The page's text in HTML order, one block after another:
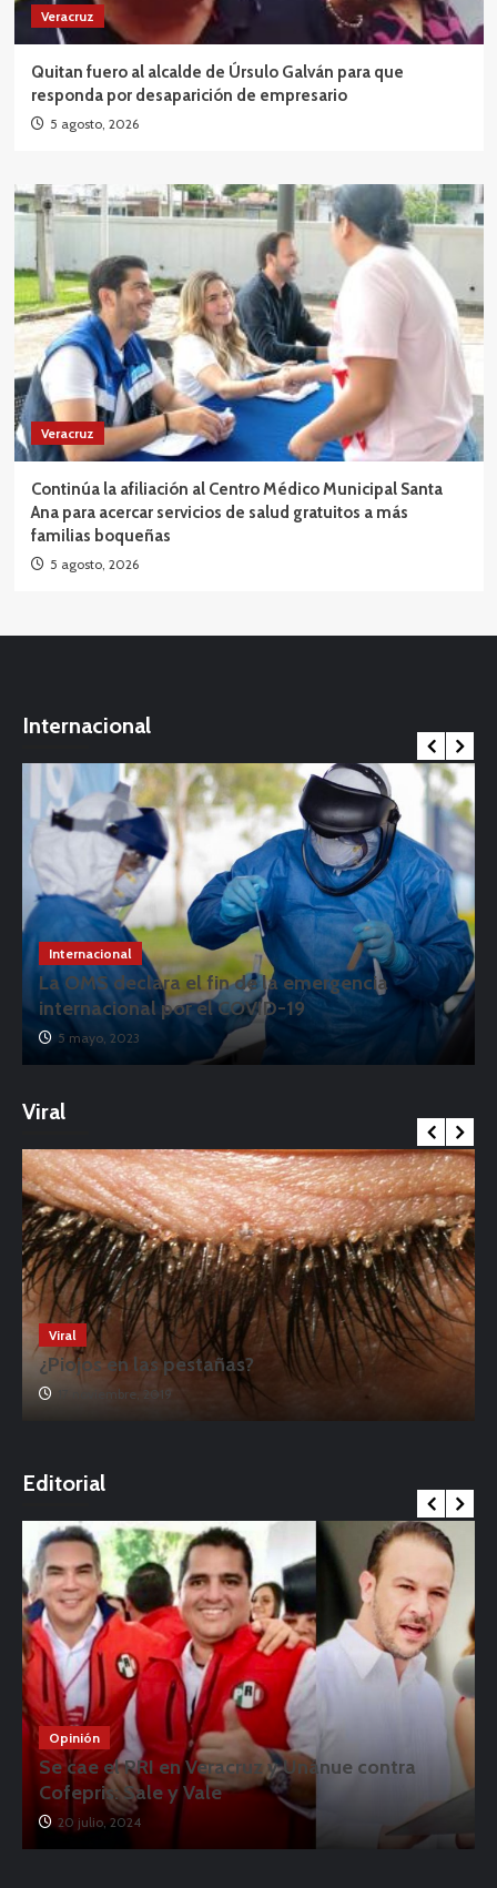
Veracruz
Quitan fuero al alcalde de Úrsulo Galván para que
responda por desaparición de empresario
5 agosto, 2026
Veracruz
Continúa la afiliación al Centro Médico Municipal Santa
Ana para acercar servicios de salud gratuitos a más
familias boqueñas
5 agosto, 2026
Internacional
Internacional
La OMS declara el fin de la emergencia
internacional por el COVID-19
5 mayo, 2023
Viral
Viral
¿Piojos en las pestañas?
17 noviembre, 2019
Editorial
Opinión
Se cae el PRI en Veracruz y Unánue contra
Cofepris: Sale y Vale
20 julio, 2024